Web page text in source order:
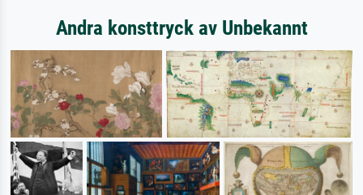
Andra konsttryck av Unbekannt